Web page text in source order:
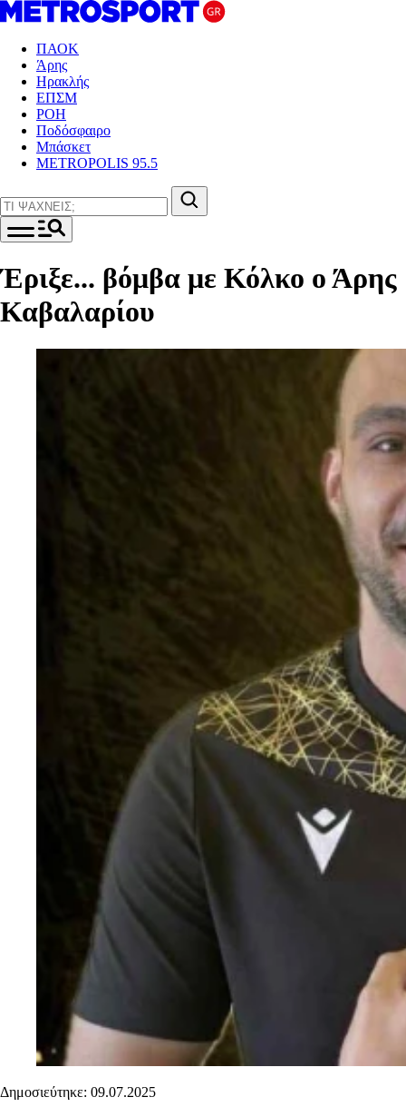
ΠΑΟΚ
Άρης
Ηρακλής
ΕΠΣΜ
ΡΟΗ
Ποδόσφαιρο
Μπάσκετ
METROPOLIS 95.5
Έριξε... βόμβα με Κόλκο ο Άρης
Καβαλαρίου
Δημοσιεύτηκε: 09.07.2025